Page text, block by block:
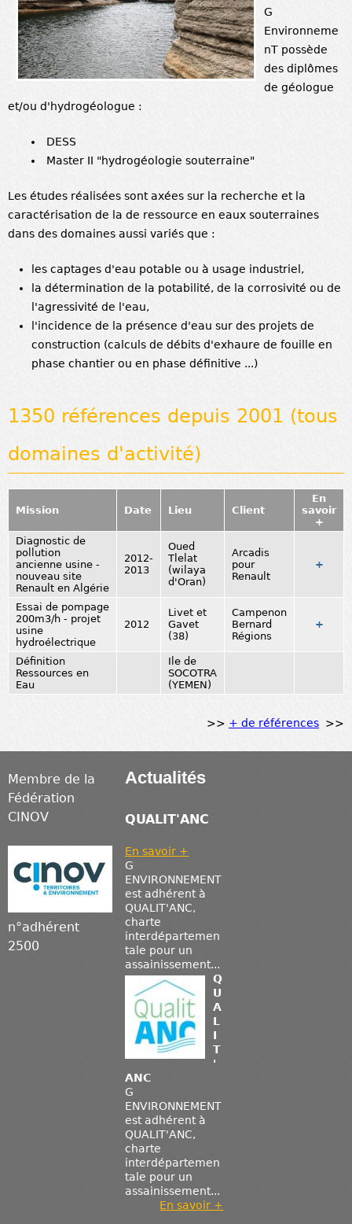
G
Environneme
nT possède
des diplômes
de géologue
et/ou d'hydrogéologue :
DESS
Master II "hydrogéologie souterraine"
Les études réalisées sont axées sur la recherche et la
caractérisation de la de ressource en eaux souterraines
dans des domaines aussi variés que :
les captages d'eau potable ou à usage industriel,
la détermination de la potabilité, de la corrosivité ou de
l'agressivité de l'eau,
l'incidence de la présence d'eau sur des projets de
construction (calculs de débits d'exhaure de fouille en
phase chantier ou en phase définitive ...)
1350 références depuis 2001 (tous
domaines d'activité)
Mission Date Lieu Client
En
savoir
+
Diagnostic de
pollution
ancienne usine -
nouveau site
Renault en Algérie
2012-
2013
Oued
Tlelat
(wilaya
d'Oran)
Arcadis
pour
Renault
+
Essai de pompage
200m3/h - projet
usine
hydroélectrique
2012
Livet et
Gavet
(38)
Campenon
Bernard
Régions
+
Définition
Ressources en
Eau
Ile de
SOCOTRA
(YEMEN)
>> + de références >>
Membre de la
Fédération
CINOV
n°adhérent
2500
Actualités
QUALIT'ANC
En savoir +
G
ENVIRONNEMENT
est adhérent à
QUALIT'ANC,
charte
interdépartemen
tale pour un
assainissement...
Q
U
A
L
I
T
'
ANC
G
ENVIRONNEMENT
est adhérent à
QUALIT'ANC,
charte
interdépartemen
tale pour un
assainissement...
En savoir +